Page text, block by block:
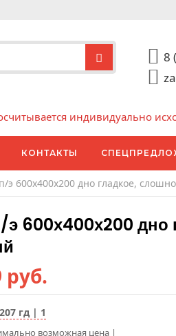
8
индивидуально
КОНТАКТЫ
э 600х400х200 дно гладкое,
600х400х200 дно
руб.
207 гд | 1
возможная цена |